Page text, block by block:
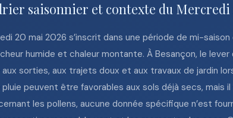
saisonnier et contexte du Mercredi
20 mai 2026 s’inscrit dans une période de mi-
humide et chaleur montante. À Besançon, le
sorties, aux trajets doux et aux travaux de jardin
pluie peuvent être favorables aux sols déjà secs,
les pollens, aucune donnée spécifique n’est